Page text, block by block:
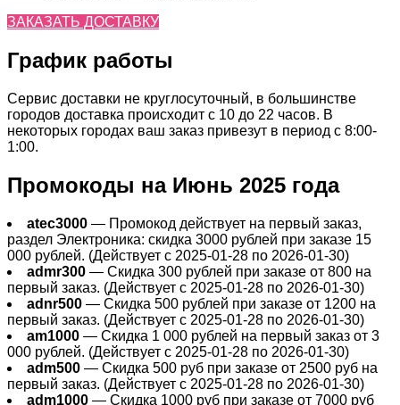
ЗАКАЗАТЬ ДОСТАВКУ
График работы
Сервис доставки не круглосуточный, в большинстве
городов доставка происходит с 10 до 22 часов. В
некоторых городах ваш заказ привезут в период с 8:00-
1:00.
Промокоды на Июнь 2025 года
atec3000 — Промокод действует на первый заказ,
раздел Электроника: скидка 3000 рублей при заказе 15
000 рублей. (Действует с 2025-01-28 по 2026-01-30)
admr300 — Скидка 300 рублей при заказе от 800 на
первый заказ. (Действует с 2025-01-28 по 2026-01-30)
adnr500 — Скидка 500 рублей при заказе от 1200 на
первый заказ. (Действует с 2025-01-28 по 2026-01-30)
am1000 — Скидка 1 000 рублей на первый заказ от 3
000 рублей. (Действует с 2025-01-28 по 2026-01-30)
adm500 — Скидка 500 руб при заказе от 2500 руб на
первый заказ. (Действует с 2025-01-28 по 2026-01-30)
adm1000 — Скидка 1000 руб при заказе от 7000 руб